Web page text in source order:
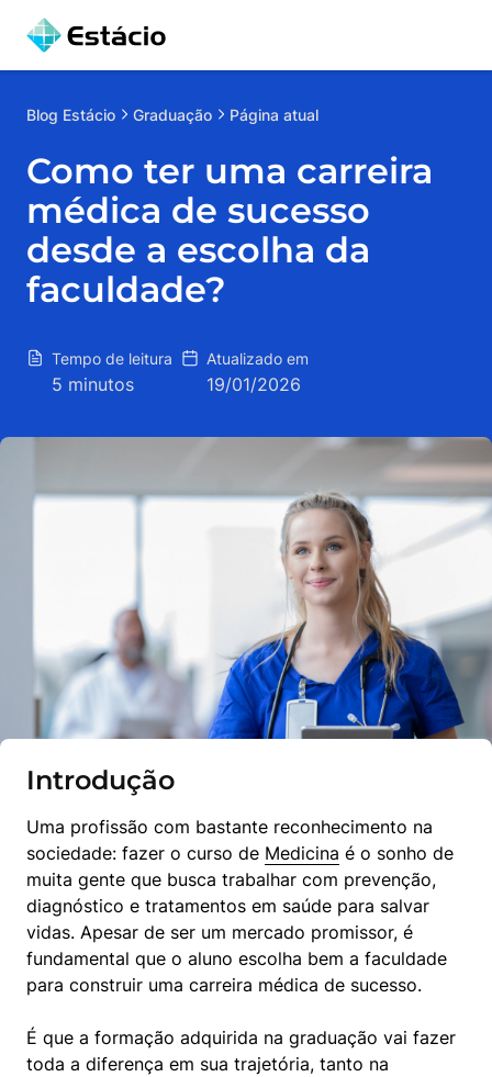
Blog Estácio Graduação Página atual
Como ter uma carreira
médica de sucesso
desde a escolha da
faculdade?
Tempo de leitura
5 minutos
Atualizado em
19/01/2026
Introdução
Uma profissão com bastante reconhecimento na
sociedade: fazer o curso de Medicina é o sonho de
muita gente que busca trabalhar com prevenção,
diagnóstico e tratamentos em saúde para salvar
vidas. Apesar de ser um mercado promissor, é
fundamental que o aluno escolha bem a faculdade
para construir uma carreira médica de sucesso.
É que a formação adquirida na graduação vai fazer
toda a diferença em sua trajetória, tanto na